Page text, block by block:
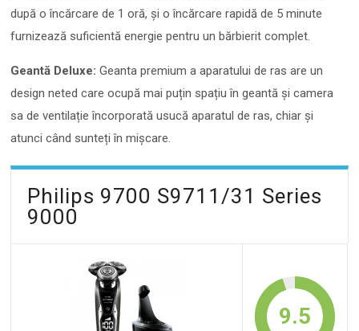
după o încărcare de 1 oră, și o încărcare rapidă de 5 minute
furnizează suficientă energie pentru un bărbierit complet.
Geantă Deluxe: Geanta premium a aparatului de ras are un
design neted care ocupă mai puțin spațiu în geantă și camera
sa de ventilație încorporată usucă aparatul de ras, chiar și
atunci când sunteți în mişcare.
Philips 9700 S9711/31 Series
9000
9.5